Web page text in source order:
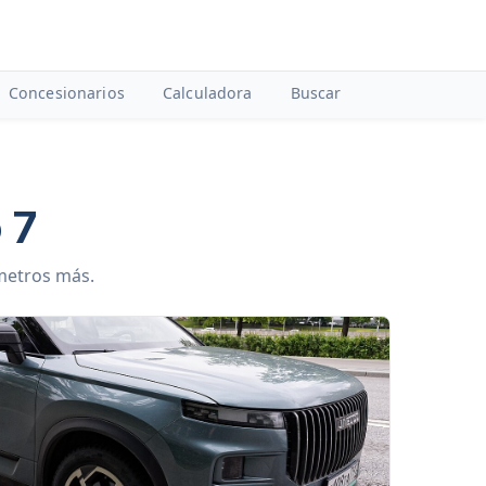
Concesionarios Calculadora Buscar
más.